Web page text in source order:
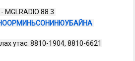
утас: 8810-1904, 8810-6621